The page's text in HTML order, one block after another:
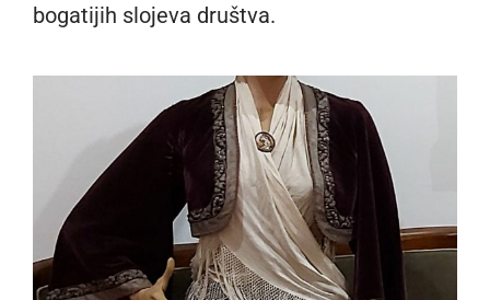
bogatijih slojeva društva.